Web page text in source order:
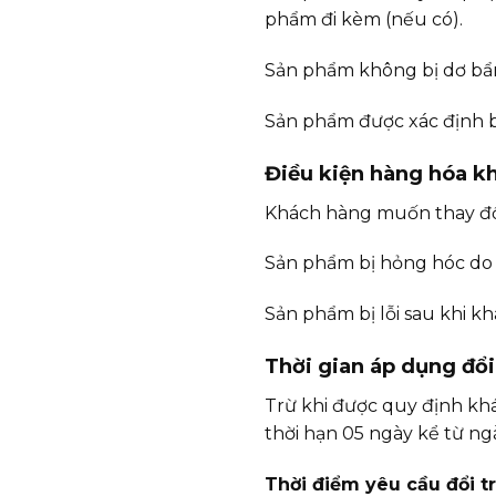
phẩm đi kèm (nếu có).
Sản phẩm không bị dơ
Sản phẩm được xác định
Điều kiện hàng hóa
Khách hàng muốn thay
Sản phẩm bị hỏng hóc
Sản phẩm bị lỗi sau khi
Thời gian áp dụng
Trừ khi được quy định
thời hạn 05 ngày kể từ
Thời điểm yêu cầu đổi